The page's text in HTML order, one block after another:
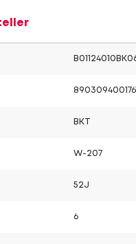
BKT
W-207
52J
6